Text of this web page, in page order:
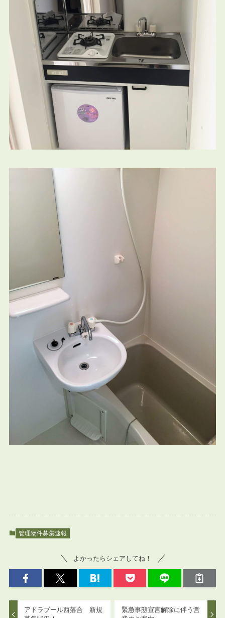
管理物件募集速報
よかったらシェアしてね！
アドラブール西落合 新規
緊急事態宣言解除に伴う営